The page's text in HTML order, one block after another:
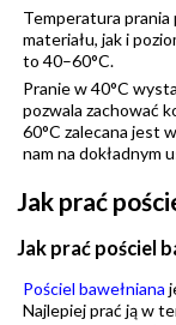
Temperatura prania
materiału, jak i
to 40–60°C.
Pranie w 40°C
pozwala zachować
60°C zalecana jest
nam na dokładnym
Jak prać
Jak prać pościel
Pościel bawełniana
Najlepiej prać ją w